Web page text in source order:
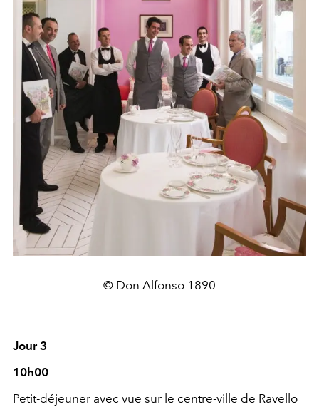
© Don Alfonso 1890
Jour 3
10h00
Petit-déjeuner avec vue sur le centre-ville de Ravello